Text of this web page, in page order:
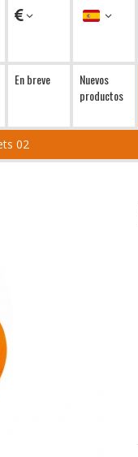
Monedas Idioma
En breve
Nuevos
productos
02